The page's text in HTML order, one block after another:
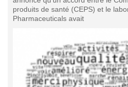
produits de santé (CEPS) et le
Pharmaceuticals avait